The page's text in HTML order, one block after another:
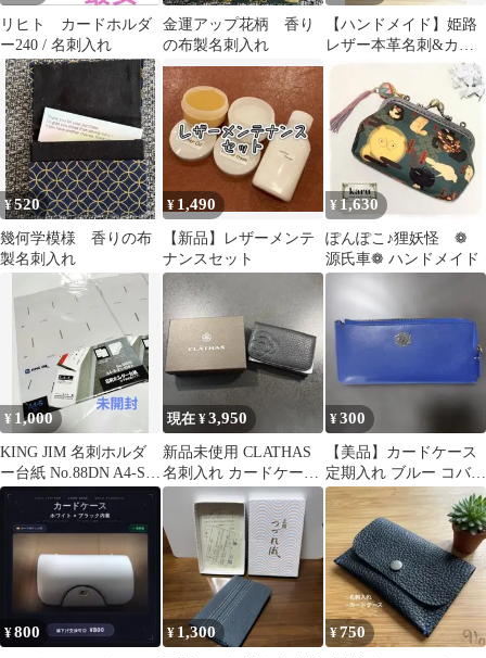
リヒト カードホルダ
ー240 / 名刺入れ
金運アップ花柄 香り
の布製名刺入れ
【ハンドメイド】姫路
レザー本革名刺&カー
ドケース海亀(ホヌ)刻
¥520
幾何学模様 香りの布
製名刺入れ
¥ 1,490
【新品】レザーメンテ
ナンスセット
¥ 1,630
ぽんぽこ♪狸妖怪 ❁
源氏車❁ ハンドメイド
¥ 1,000
KING JIM 名刺ホルダ
ー台紙 No.88DN A4-S 2
穴 3セット
現在 ¥3,950
新品未使用 CLATHAS
名刺入れ カードケース
牛革 ブラック 箱付き
¥300
【美品】カードケース
定期入れ ブルー コバル
トブルー 型押しレザー
調
¥800 ¥ 1,300 ¥750